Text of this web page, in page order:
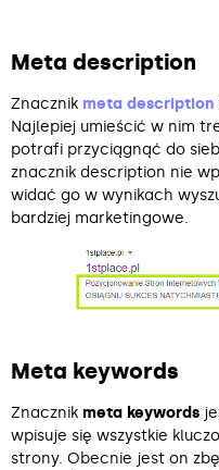
Meta description
Znacznik meta description
Najlepiej umieścić w nim
potrafi przyciągnąć do
znacznik description nie
widać go w wynikach
bardziej marketingowe.
Meta keywords
Znacznik meta keywords
wpisuje się wszystkie
strony. Obecnie jest on